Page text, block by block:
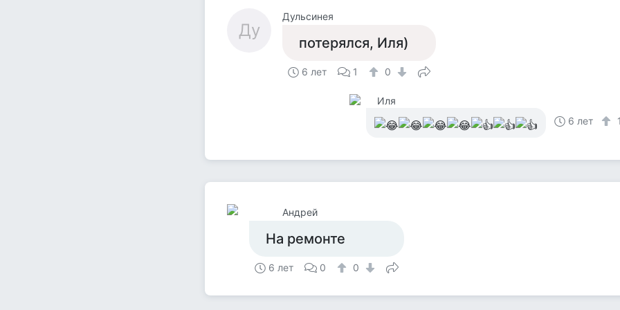
Ду
Дульсинея
потерялся, Иля)
6 лет 1 0
Иля
6 лет
Андрей
На ремонте
6 лет 0 0